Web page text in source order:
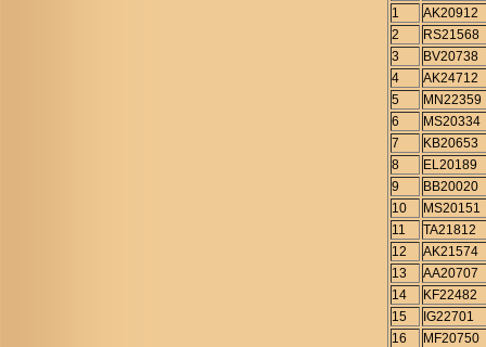
1
AK20912
2
RS21568
3
BV20738
4
AK24712
5
MN22359
6
MS20334
7
KB20653
8
EL20189
9
BB20020
10
MS20151
11
TA21812
12
AK21574
13
AA20707
14
KF22482
15
IG22701
16
MF20750